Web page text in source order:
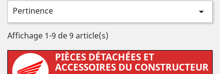
Pertinence 
Affichage 1-9 de 9 article(s)
PIÈCES DÉTACHÉES ET
ACCESSOIRES DU CONSTRUCTEUR